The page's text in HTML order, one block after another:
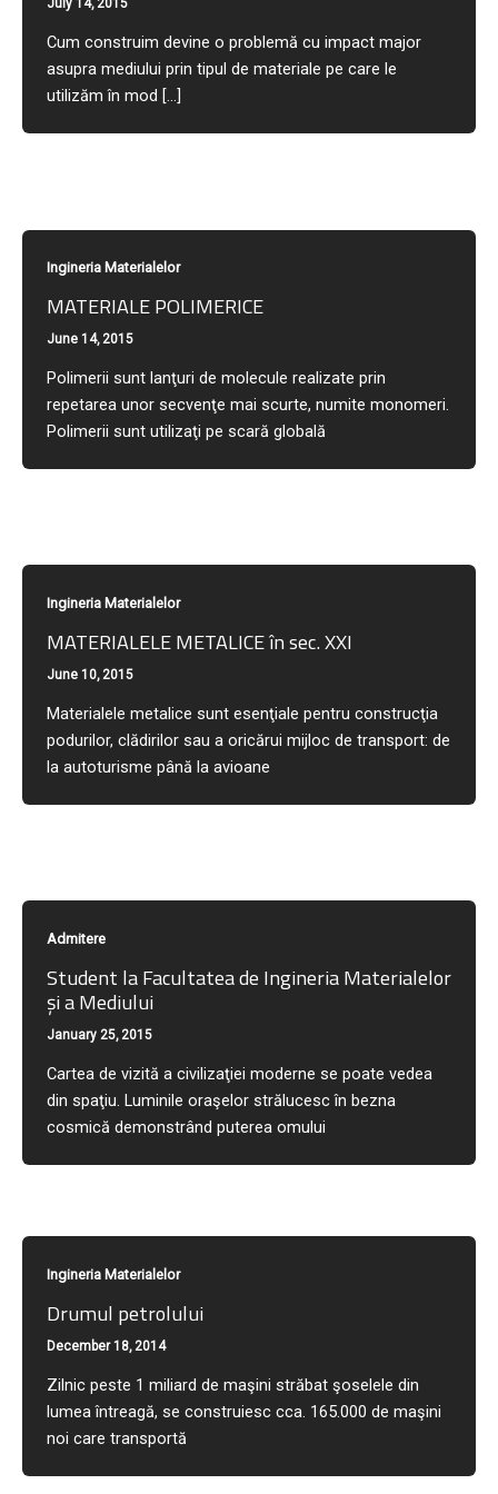
July 14, 2015
Cum construim devine o problemă cu impact major
asupra mediului prin tipul de materiale pe care le
utilizăm în mod […]
Ingineria Materialelor
MATERIALE POLIMERICE
June 14, 2015
Polimerii sunt lanţuri de molecule realizate prin
repetarea unor secvenţe mai scurte, numite monomeri.
Polimerii sunt utilizaţi pe scară globală
Ingineria Materialelor
MATERIALELE METALICE în sec. XXI
June 10, 2015
Materialele metalice sunt esenţiale pentru construcţia
podurilor, clădirilor sau a oricărui mijloc de transport: de
la autoturisme până la avioane
Admitere
Student la Facultatea de Ingineria Materialelor
şi a Mediului
January 25, 2015
Cartea de vizită a civilizaţiei moderne se poate vedea
din spaţiu. Luminile oraşelor strălucesc în bezna
cosmică demonstrând puterea omului
Ingineria Materialelor
Drumul petrolului
December 18, 2014
Zilnic peste 1 miliard de maşini străbat şoselele din
lumea întreagă, se construiesc cca. 165.000 de maşini
noi care transportă